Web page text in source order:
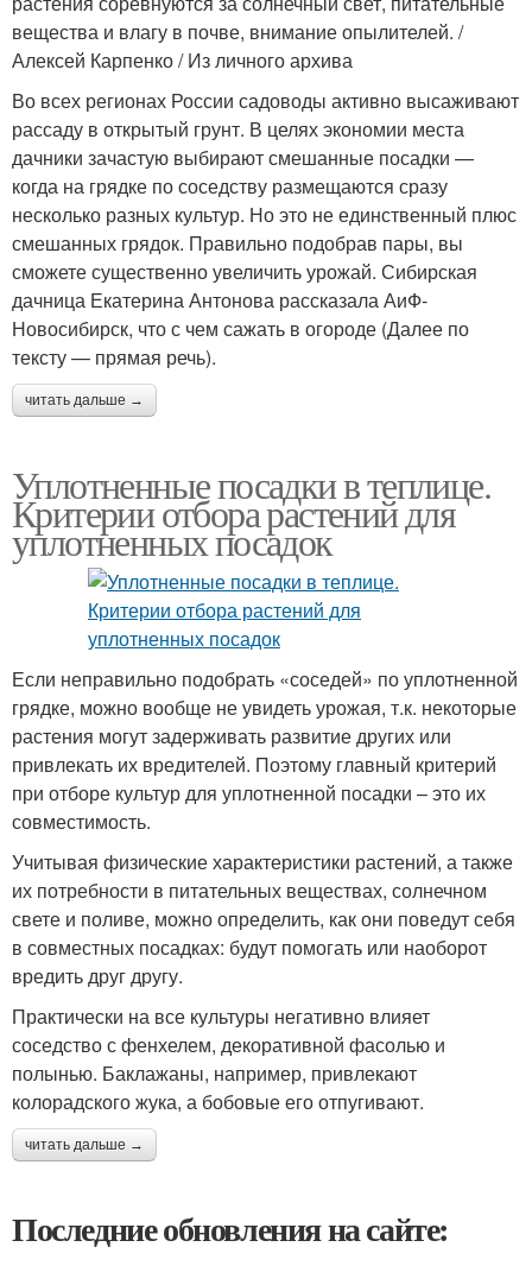
вещества и влагу в почве, внимание опылителей. /
Алексей Карпенко / Из личного архива
Во всех регионах России садоводы активно высаживают
рассаду в открытый грунт. В целях экономии места
дачники зачастую выбирают смешанные посадки —
когда на грядке по соседству размещаются сразу
несколько разных культур. Но это не единственный плюс
смешанных грядок. Правильно подобрав пары, вы
сможете существенно увеличить урожай. Сибирская
дачница Екатерина Антонова рассказала АиФ-
Новосибирск, что с чем сажать в огороде (Далее по
тексту — прямая речь).
читать дальше →
Уплотненные посадки в теплице.
Критерии отбора растений для
уплотненных посадок
Если неправильно подобрать «соседей» по уплотненной
грядке, можно вообще не увидеть урожая, т.к. некоторые
растения могут задерживать развитие других или
привлекать их вредителей. Поэтому главный критерий
при отборе культур для уплотненной посадки – это их
совместимость.
Учитывая физические характеристики растений, а также
их потребности в питательных веществах, солнечном
свете и поливе, можно определить, как они поведут себя
в совместных посадках: будут помогать или наоборот
вредить друг другу.
Практически на все культуры негативно влияет
соседство с фенхелем, декоративной фасолью и
полынью. Баклажаны, например, привлекают
колорадского жука, а бобовые его отпугивают.
читать дальше →
Последние обновления на сайте: